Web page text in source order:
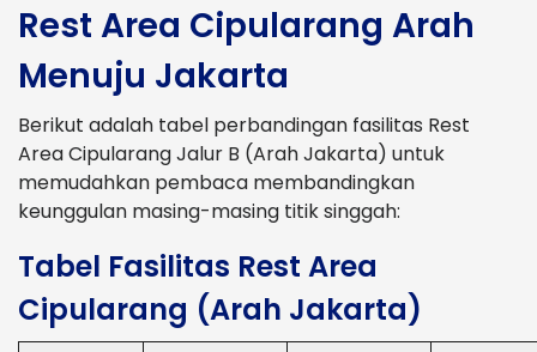
Rest Area Cipularang Arah
Menuju Jakarta
Berikut adalah tabel perbandingan fasilitas Rest
Area Cipularang Jalur B (Arah Jakarta) untuk
memudahkan pembaca membandingkan
keunggulan masing-masing titik singgah:
Tabel Fasilitas Rest Area
Cipularang (Arah Jakarta)